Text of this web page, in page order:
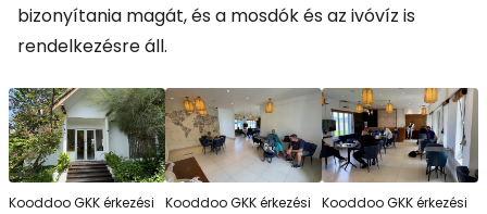
bizonyítania magát, és a mosdók és az ivóvíz is
rendelkezésre áll.
Kooddoo GKK érkezési
Kooddoo GKK érkezési
Kooddoo GKK érkezési